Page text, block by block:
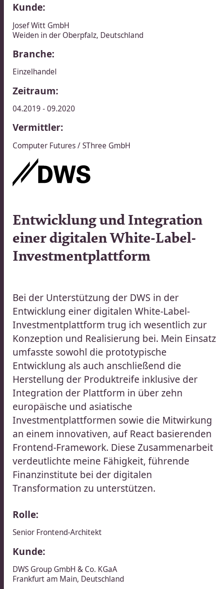
Kunde:
Josef Witt GmbH​​​​‌ ‍ ​‍​‍‌‍ ‌ ​‍‌‍‍‌‌‍‌ ‌‍‍‌‌‍ ‍​‍​‍​ ‍‍​‍​‍‌ ​ ‌‍​‌‌‍ ‍‌‍‍‌‌ ‌​‌ ‍‌​‍ ‍‌‍‍‌‌‍ ​‍​‍​‍ ​​‍​‍‌‍‍​‌ ​‍‌‍‌‌‌‍‌‍​‍​‍​ ‍‍​‍​‍‌‍‍​‌ ‌​‌ ‌​‌ ​​‌ ​ ​ ‍‍​‍ ​‍ ‌ ​ ‌ ‌​‌ ‌‌‌‍‌​‌‍‍‌‌‍ ​‍ ‍‌ ​ ‌‍‌‌‌‍​‍‌‍​‌‌ ​ ‌ ‌​‌‍‍‌‌‍​‌‌‍ ‍​‍ ‌‌ ​ ‌‍ ‌‍‌‍‌ ‌​‌ ‌ ‌‍​‌‌ ​‍‌‍‌‌​‍ ‍‌‍‌​‌‍‌‌​‍ ‌‍‍‌‌‍ ‍‌ ‌​‌‍‌‌‌‍ ‍‌ ‌​​‍ ‌‍‌‌‌‍‌​‌‍‍‌‌ ‌​​‍ ‌‍ ‌‌‍ ‌‍‌​‌‍‌‌​ ‌‌ ​​‌ ​‍‌‍‌‌‌ ​ ‌‍‌‌‌‍ ‍‌ ‌​‌‍​‌‌ ‌​‌‍‍‌‌‍ ‌‍ ‍​ ‍ ‌‍‍‌‌‍‌​​ ‌‌‍‌‌‌‍‌​​ ‌ ​ ‌​‌‍‌‍​ ‍‌​ ‍​‌‍‌‌​‍ ‌​ ​‌‌‍‌​‌‍​‍​ ​ ​‍ ‌​ ‌​‌‍​‌‌‍​ ​ ‌‌​‍ ‌‌‍​‌​ ‌‍‌‍​ ‌‍‌​​‍ ‌‌‍​‌​ ‌​​ ​ ‌‍​‍​ ‍‌​ ‌​​ ‌ ​ ​​​ ​​​ ‌ ​ ​ ‌‍‌‍​ ‍ ‌ ‌​‌ ‍‌‌ ​​‌‍‌‌​ ‌‌‍​ ‌‍ ‌‍ ‌‌ ​​‌‍​‌‌‍ ‍‌ ‍‌​ ‍ ‌ ​​‌‍​‌‌ ‌​‌‍‍​​ ‌‌‍ ‍‌‍​‌‌‍ ‌‌‍‌‌​ ‌‍​‍‌‍​‌‌ ​ ‌‍‌‌‌‌‌‌‌ ​‍‌‍ ​​ ‌‌‍‍​‌ ‌​‌ ‌​‌ ​​‌ ​ ​‍‌‌​ ​ ‌​​‌​‍‌‌​ ​‍‌​‌‍​‍‌‌​ ​‍‌​‌‍‌ ​ ‌ ‌​‌ ‌‌‌‍‌​‌‍‍‌‌‍ ​‍ ‍‌ ​ ‌‍‌‌‌‍​‍‌‍​‌‌ ​ ‌ ‌​‌‍‍‌‌‍​‌‌‍ ‍​‍ ‌‌ ​ ‌‍ ‌‍‌‍‌ ‌​‌ ‌ ‌‍​‌‌ ​‍‌‍‌‌​‍ ‍‌‍‌​‌‍‌‌​‍‌‍‌‍‍‌‌‍‌​​ ‌‌‍‌‌‌‍‌​​ ‌ ​ ‌​‌‍‌‍​ ‍‌​ ‍​‌‍‌‌​‍ ‌​ ​‌‌‍‌​‌‍​‍​ ​ ​‍ ‌​ ‌​‌‍​‌‌‍​ ​ ‌‌​‍ ‌‌‍​‌​ ‌‍‌‍​ ‌‍‌​​‍ ‌‌‍​‌​ ‌​​ ​ ‌‍​‍​ ‍‌​ ‌​​ ‌ ​ ​​​ ​​​ ‌ ​ ​ ‌‍‌‍​‍‌‍‌ ‌​‌ ‍‌‌ ​​‌‍‌‌​ ‌‌‍​ ‌‍ ‌‍ ‌‌ ​​‌‍​‌‌‍ ‍‌ ‍‌​‍‌‍‌ ​​‌‍​‌‌ ‌​‌‍‍​​ ‌‌‍ ‍‌‍​‌‌‍ ‌‌‍‌‌​‍‌‍‌ ​​‌‍‌‌‌ ​‍‌ ​ ‌ ​​‌‍‌‌‌‍​ ‌ ‌​‌‍‍‌‌ ‌‍‌‍‌‌​ ‌‌ ​​‌ ‌‌‌‍​‍‌‍ ​‌‍‍‌‌ ​ ‌‍‍​‌‍‌‌‌‍‌​​‍​‍‌ ‌
Weiden in der Oberpfalz​​​​‌ ‍ ​‍​‍‌‍ ‌ ​‍‌‍‍‌‌‍‌ ‌‍‍‌‌‍ ‍​‍​‍​ ‍‍​‍​‍‌ ​ ‌‍​‌‌‍ ‍‌‍‍‌‌ ‌​‌ ‍‌​‍ ‍‌‍‍‌‌‍ ​‍​‍​‍ ​​‍​‍‌‍‍​‌ ​‍‌‍‌‌‌‍‌‍​‍​‍​ ‍‍​‍​‍‌‍‍​‌ ‌​‌ ‌​‌ ​​‌ ​ ​ ‍‍​‍ ​‍ ‌ ​ ‌ ‌​‌ ‌‌‌‍‌​‌‍‍‌‌‍ ​‍ ‍‌ ​ ‌‍‌‌‌‍​‍‌‍​‌‌ ​ ‌ ‌​‌‍‍‌‌‍​‌‌‍ ‍​‍ ‌‌ ​ ‌‍ ‌‍‌‍‌ ‌​‌ ‌ ‌‍​‌‌ ​‍‌‍‌‌​‍ ‍‌‍‌​‌‍‌‌​‍ ‌‍‍‌‌‍ ‍‌ ‌​‌‍‌‌‌‍ ‍‌ ‌​​‍ ‌‍‌‌‌‍‌​‌‍‍‌‌ ‌​​‍ ‌‍ ‌‌‍ ‌‍‌​‌‍‌‌​ ‌‌ ​​‌ ​‍‌‍‌‌‌ ​ ‌‍‌‌‌‍ ‍‌ ‌​‌‍​‌‌ ‌​‌‍‍‌‌‍ ‌‍ ‍​ ‍ ‌‍‍‌‌‍‌​​ ‌‌‍‌‌‌‍‌​​ ‌ ​ ‌​‌‍‌‍​ ‍‌​ ‍​‌‍‌‌​‍ ‌​ ​‌‌‍‌​‌‍​‍​ ​ ​‍ ‌​ ‌​‌‍​‌‌‍​ ​ ‌‌​‍ ‌‌‍​‌​ ‌‍‌‍​ ‌‍‌​​‍ ‌‌‍​‌​ ‌​​ ​ ‌‍​‍​ ‍‌​ ‌​​ ‌ ​ ​​​ ​​​ ‌ ​ ​ ‌‍‌‍​ ‍ ‌ ‌​‌ ‍‌‌ ​​‌‍‌‌​ ‌‌‍​ ‌‍ ‌‍ ‌‌ ​​‌‍​‌‌‍ ‍‌ ‍‌​ ‍ ‌ ​​‌‍​‌‌ ‌​‌‍‍​​ ‌‌‍​ ‌‍‍‌‌ ‌​‌ ‍‌​ ‌‍​‍‌‍​‌‌ ​ ‌‍‌‌‌‌‌‌‌ ​‍‌‍ ​​ ‌‌‍‍​‌ ‌​‌ ‌​‌ ​​‌ ​ ​‍‌‌​ ​ ‌​​‌​‍‌‌​ ​‍‌​‌‍​‍‌‌​ ​‍‌​‌‍‌ ​ ‌ ‌​‌ ‌‌‌‍‌​‌‍‍‌‌‍ ​‍ ‍‌ ​ ‌‍‌‌‌‍​‍‌‍​‌‌ ​ ‌ ‌​‌‍‍‌‌‍​‌‌‍ ‍​‍ ‌‌ ​ ‌‍ ‌‍‌‍‌ ‌​‌ ‌ ‌‍​‌‌ ​‍‌‍‌‌​‍ ‍‌‍‌​‌‍‌‌​‍‌‍‌‍‍‌‌‍‌​​ ‌‌‍‌‌‌‍‌​​ ‌ ​ ‌​‌‍‌‍​ ‍‌​ ‍​‌‍‌‌​‍ ‌​ ​‌‌‍‌​‌‍​‍​ ​ ​‍ ‌​ ‌​‌‍​‌‌‍​ ​ ‌‌​‍ ‌‌‍​‌​ ‌‍‌‍​ ‌‍‌​​‍ ‌‌‍​‌​ ‌​​ ​ ‌‍​‍​ ‍‌​ ‌​​ ‌ ​ ​​​ ​​​ ‌ ​ ​ ‌‍‌‍​‍‌‍‌ ‌​‌ ‍‌‌ ​​‌‍‌‌​ ‌‌‍​ ‌‍ ‌‍ ‌‌ ​​‌‍​‌‌‍ ‍‌ ‍‌​‍‌‍‌ ​​‌‍​‌‌ ‌​‌‍‍​​ ‌‌‍​ ‌‍‍‌‌ ‌​‌ ‍‌​‍‌‍‌ ​​‌‍‌‌‌ ​‍‌ ​ ‌ ​​‌‍‌‌‌‍​ ‌ ‌​‌‍‍‌‌ ‌‍‌‍‌‌​ ‌‌ ​​‌ ‌‌‌‍​‍‌‍ ​‌‍‍‌‌ ​ ‌‍‍​‌‍‌‌‌‍‌​​‍​‍‌ ‌, Deutschland
Branche:
Einzelhandel
Zeitraum:
04.2019 - 09.2020
Vermittler:
Computer Futures / SThree GmbH​​​​‌ ‍ ​‍​‍‌‍ ‌ ​‍‌‍‍‌‌‍‌ ‌‍‍‌‌‍ ‍​‍​‍​ ‍‍​‍​‍‌ ​ ‌‍​‌‌‍ ‍‌‍‍‌‌ ‌​‌ ‍‌​‍ ‍‌‍‍‌‌‍ ​‍​‍​‍ ​​‍​‍‌‍‍​‌ ​‍‌‍‌‌‌‍‌‍​‍​‍​ ‍‍​‍​‍‌‍‍​‌ ‌​‌ ‌​‌ ​​‌ ​ ​ ‍‍​‍ ​‍ ‌ ​ ‌ ‌​‌ ‌‌‌‍‌​‌‍‍‌‌‍ ​‍ ‍‌ ​ ‌‍‌‌‌‍​‍‌‍​‌‌ ​ ‌ ‌​‌‍‍‌‌‍​‌‌‍ ‍​‍ ‌‌ ​ ‌‍ ‌‍‌‍‌ ‌​‌ ‌ ‌‍​‌‌ ​‍‌‍‌‌​‍ ‍‌‍‌​‌‍‌‌​‍ ‌‍‍‌‌‍ ‍‌ ‌​‌‍‌‌‌‍ ‍‌ ‌​​‍ ‌‍‌‌‌‍‌​‌‍‍‌‌ ‌​​‍ ‌‍ ‌‌‍ ‌‍‌​‌‍‌‌​ ‌‌ ​​‌ ​‍‌‍‌‌‌ ​ ‌‍‌‌‌‍ ‍‌ ‌​‌‍​‌‌ ‌​‌‍‍‌‌‍ ‌‍ ‍​ ‍ ‌‍‍‌‌‍‌​​ ‌​ ‍​‌‍​‌​ ‍‌​ ​ ​ ‍‌​ ‌‍​ ‍‌‌‍‌‍​‍ ‌​ ‌‍‌‍‌‍​ ‍‌​ ‍‌​‍ ‌​ ‌​​ ​‍​ ‌‌​ ​‍​‍ ‌‌‍​‍‌‍‌‌​ ​ ​ ‌‌​‍ ‌‌‍‌​​ ‌‍​ ​​​ ‌‌​ ​​‌‍‌‍‌‍‌‍‌‍‌‍​ ‍‌‌‍​ ​ ‍​‌‍​ ​ ‍ ‌ ‌​‌ ‍‌‌ ​​‌‍‌‌​ ‌‌‍​ ‌‍ ‌‍ ‌‌ ​​‌‍​‌‌‍ ‍‌ ‍‌​ ‍ ‌ ​​‌‍​‌‌ ‌​‌‍‍​​ ‌‌‍ ‍‌‍​‌‌‍ ‌‌‍‌‌​ ‌‍​‍‌‍​‌‌ ​ ‌‍‌‌‌‌‌‌‌ ​‍‌‍ ​​ ‌‌‍‍​‌ ‌​‌ ‌​‌ ​​‌ ​ ​‍‌‌​ ​ ‌​​‌​‍‌‌​ ​‍‌​‌‍​‍‌‌​ ​‍‌​‌‍‌ ​ ‌ ‌​‌ ‌‌‌‍‌​‌‍‍‌‌‍ ​‍ ‍‌ ​ ‌‍‌‌‌‍​‍‌‍​‌‌ ​ ‌ ‌​‌‍‍‌‌‍​‌‌‍ ‍​‍ ‌‌ ​ ‌‍ ‌‍‌‍‌ ‌​‌ ‌ ‌‍​‌‌ ​‍‌‍‌‌​‍ ‍‌‍‌​‌‍‌‌​‍‌‍‌‍‍‌‌‍‌​​ ‌​ ‍​‌‍​‌​ ‍‌​ ​ ​ ‍‌​ ‌‍​ ‍‌‌‍‌‍​‍ ‌​ ‌‍‌‍‌‍​ ‍‌​ ‍‌​‍ ‌​ ‌​​ ​‍​ ‌‌​ ​‍​‍ ‌‌‍​‍‌‍‌‌​ ​ ​ ‌‌​‍ ‌‌‍‌​​ ‌‍​ ​​​ ‌‌​ ​​‌‍‌‍‌‍‌‍‌‍‌‍​ ‍‌‌‍​ ​ ‍​‌‍​ ​‍‌‍‌ ‌​‌ ‍‌‌ ​​‌‍‌‌​ ‌‌‍​ ‌‍ ‌‍ ‌‌ ​​‌‍​‌‌‍ ‍‌ ‍‌​‍‌‍‌ ​​‌‍​‌‌ ‌​‌‍‍​​ ‌‌‍ ‍‌‍​‌‌‍ ‌‌‍‌‌​‍‌‍‌ ​​‌‍‌‌‌ ​‍‌ ​ ‌ ​​‌‍‌‌‌‍​ ‌ ‌​‌‍‍‌‌ ‌‍‌‍‌‌​ ‌‌ ​​‌ ‌‌‌‍​‍‌‍ ​‌‍‍‌‌ ​ ‌‍‍​‌‍‌‌‌‍‌​​‍​‍‌ ‌
Entwicklung und Integration
einer digitalen White-Label-
Investmentplattform​​​​‌ ‍ ​‍​‍‌‍ ‌ ​‍‌‍‍‌‌‍‌ ‌‍‍‌‌‍ ‍​‍​‍​ ‍‍​‍​‍‌ ​ ‌‍​‌‌‍ ‍‌‍‍‌‌ ‌​‌ ‍‌​‍ ‍‌‍‍‌‌‍ ​‍​‍​‍ ​​‍​‍‌‍‍​‌ ​‍‌‍‌‌‌‍‌‍​‍​‍​ ‍‍​‍​‍‌‍‍​‌ ‌​‌ ‌​‌ ​​‌ ​ ​ ‍‍​‍ ​‍ ‌ ​ ‌ ‌​‌ ‌‌‌‍‌​‌‍‍‌‌‍ ​‍ ‍‌ ​ ‌‍‌‌‌‍​‍‌‍​‌‌ ​ ‌ ‌​‌‍‍‌‌‍​‌‌‍ ‍​‍ ‌‌ ​ ‌‍ ‌‍‌‍‌ ‌​‌ ‌ ‌‍​‌‌ ​‍‌‍‌‌​‍ ‍‌‍‌​‌‍‌‌​‍ ‌‍‍‌‌‍ ‍‌ ‌​‌‍‌‌‌‍ ‍‌ ‌​​‍ ‌‍‌‌‌‍‌​‌‍‍‌‌ ‌​​‍ ‌‍ ‌‌‍ ‌‍‌​‌‍‌‌​ ‌‌ ​​‌ ​‍‌‍‌‌‌ ​ ‌‍‌‌‌‍ ‍‌ ‌​‌‍​‌‌ ‌​‌‍‍‌‌‍ ‌‍ ‍​ ‍ ‌‍‍‌‌‍‌​​ ‌​ ‌​​ ​‍‌‍‌‌‌‍‌‌‌‍​‍​ ‍‌​ ‌‌‌‍‌​​‍ ‌​ ​​​ ​‌​ ‌ ​ ​‍​‍ ‌​ ‌​‌‍‌‌​ ​‌​ ‌‍​‍ ‌​ ‍​‌‍‌‌​ ​‍‌‍‌​​‍ ‌​ ‌​​ ‍‌‌‍‌‍​ ‌ ‌‍​ ​ ‌​​ ​ ​ ‌​‌‍‌​​ ‌‍​ ‌‌​ ​‍​ ‍ ‌ ‌​‌ ‍‌‌ ​​‌‍‌‌​ ‌‌ ​​‌ ​‍‌‍ ‌‍‍‍‌‍‌‌‌‍​ ‌ ‌​​ ‍ ‌ ​​‌‍​‌‌ ‌​‌‍‍​​ ‌‌ ‌​‌‍‍‌‌ ‌​‌‍ ​‌‍‌‌​‍‌‌​ ‌‌‌​​‍‌‌ ‌‍‍ ‌‍‌‌‌ ‍‌​‍‌‌​ ​ ‌​‌​​‍‌‌​ ​ ‌​‌​​‍‌‌​ ​‍​ ​‍‌‍‌​‌‍‌‌​‍‌‌​ ​‍​ ​‍​‍‌‌​ ‌‌‌​‌​​‍ ‍‌ ‌‍‌‍​‌‌‍ ​‌ ‌‌‌‍‌‌​ ‌‍​‍‌‍​‌‌ ​ ‌‍‌‌‌‌‌‌‌ ​‍‌‍ ​​ ‌‌‍‍​‌ ‌​‌ ‌​‌ ​​‌ ​ ​‍‌‌​ ​ ‌​​‌​‍‌‌​ ​‍‌​‌‍​‍‌‌​ ​‍‌​‌‍‌ ​ ‌ ‌​‌ ‌‌‌‍‌​‌‍‍‌‌‍ ​‍ ‍‌ ​ ‌‍‌‌‌‍​‍‌‍​‌‌ ​ ‌ ‌​‌‍‍‌‌‍​‌‌‍ ‍​‍ ‌‌ ​ ‌‍ ‌‍‌‍‌ ‌​‌ ‌ ‌‍​‌‌ ​‍‌‍‌‌​‍ ‍‌‍‌​‌‍‌‌​‍‌‍‌‍‍‌‌‍‌​​ ‌​ ‌​​ ​‍‌‍‌‌‌‍‌‌‌‍​‍​ ‍‌​ ‌‌‌‍‌​​‍ ‌​ ​​​ ​‌​ ‌ ​ ​‍​‍ ‌​ ‌​‌‍‌‌​ ​‌​ ‌‍​‍ ‌​ ‍​‌‍‌‌​ ​‍‌‍‌​​‍ ‌​ ‌​​ ‍‌‌‍‌‍​ ‌ ‌‍​ ​ ‌​​ ​ ​ ‌​‌‍‌​​ ‌‍​ ‌‌​ ​‍​‍‌‍‌ ‌​‌ ‍‌‌ ​​‌‍‌‌​ ‌‌ ​​‌ ​‍‌‍ ‌‍‍‍‌‍‌‌‌‍​ ‌ ‌​​‍‌‍‌ ​​‌‍​‌‌ ‌​‌‍‍​​ ‌‌ ‌​‌‍‍‌‌ ‌​‌‍ ​‌‍‌‌​‍‌‌​ ‌‌‌​​‍‌‌ ‌‍‍ ‌‍‌‌‌ ‍‌​‍‌‌​ ​ ‌​‌​​‍‌‌​ ​ ‌​‌​​‍‌‌​ ​‍​ ​‍‌‍‌​‌‍‌‌​‍‌‌​ ​‍​ ​‍​‍‌‌​ ‌‌‌​‌​​‍ ‍‌ ‌‍‌‍​‌‌‍ ​‌ ‌‌‌‍‌‌​‍‌‍‌ ​​‌‍‌‌‌ ​‍‌ ​ ‌ ​​‌‍‌‌‌‍​ ‌ ‌​‌‍‍‌‌ ‌‍‌‍‌‌​ ‌‌ ​​‌ ‌‌‌‍​‍‌‍ ​‌‍‍‌‌ ​ ‌‍‍​‌‍‌‌‌‍‌​​‍​‍‌ ‌
Rolle:
Senior Frontend-Architekt​​​​‌ ‍ ​‍​‍‌‍ ‌ ​‍‌‍‍‌‌‍‌ ‌‍‍‌‌‍ ‍​‍​‍​ ‍‍​‍​‍‌ ​ ‌‍​‌‌‍ ‍‌‍‍‌‌ ‌​‌ ‍‌​‍ ‍‌‍‍‌‌‍ ​‍​‍​‍ ​​‍​‍‌‍‍​‌ ​‍‌‍‌‌‌‍‌‍​‍​‍​ ‍‍​‍​‍‌‍‍​‌ ‌​‌ ‌​‌ ​​‌ ​ ​ ‍‍​‍ ​‍ ‌ ​ ‌ ‌​‌ ‌‌‌‍‌​‌‍‍‌‌‍ ​‍ ‍‌ ​ ‌‍‌‌‌‍​‍‌‍​‌‌ ​ ‌ ‌​‌‍‍‌‌‍​‌‌‍ ‍​‍ ‌‌ ​ ‌‍ ‌‍‌‍‌ ‌​‌ ‌ ‌‍​‌‌ ​‍‌‍‌‌​‍ ‍‌‍‌​‌‍‌‌​‍ ‌‍‍‌‌‍ ‍‌ ‌​‌‍‌‌‌‍ ‍‌ ‌​​‍ ‌‍‌‌‌‍‌​‌‍‍‌‌ ‌​​‍ ‌‍ ‌‌‍ ‌‍‌​‌‍‌‌​ ‌‌ ​​‌ ​‍‌‍‌‌‌ ​ ‌‍‌‌‌‍ ‍‌ ‌​‌‍​‌‌ ‌​‌‍‍‌‌‍ ‌‍ ‍​ ‍ ‌‍‍‌‌‍‌​​ ‌​ ‌​​ ​‍‌‍‌‌‌‍‌‌‌‍​‍​ ‍‌​ ‌‌‌‍‌​​‍ ‌​ ​​​ ​‌​ ‌ ​ ​‍​‍ ‌​ ‌​‌‍‌‌​ ​‌​ ‌‍​‍ ‌​ ‍​‌‍‌‌​ ​‍‌‍‌​​‍ ‌​ ‌​​ ‍‌‌‍‌‍​ ‌ ‌‍​ ​ ‌​​ ​ ​ ‌​‌‍‌​​ ‌‍​ ‌‌​ ​‍​ ‍ ‌ ‌​‌ ‍‌‌ ​​‌‍‌‌​ ‌‌ ​​‌ ​‍‌‍ ‌‍‍‍‌‍‌‌‌‍​ ‌ ‌​​ ‍ ‌ ​​‌‍​‌‌ ‌​‌‍‍​​ ‌‌ ​‍‌‍ ‌‍ ​‌‍‌‌​‍‌‌​ ‌‌‌​​‍‌‌ ‌‍‍ ‌‍‌‌‌ ‍‌​‍‌‌​ ​ ‌​‌​​‍‌‌​ ​ ‌​‌​​‍‌‌​ ​‍​ ​‍‌‍‌​‌‍‌‌​‍‌‌​ ​‍​ ​‍​‍‌‌​ ‌‌‌​‌​​‍ ‍‌ ‌‍‌‍​‌‌‍ ​‌ ‌‌‌‍‌‌​ ‌‍​‍‌‍​‌‌ ​ ‌‍‌‌‌‌‌‌‌ ​‍‌‍ ​​ ‌‌‍‍​‌ ‌​‌ ‌​‌ ​​‌ ​ ​‍‌‌​ ​ ‌​​‌​‍‌‌​ ​‍‌​‌‍​‍‌‌​ ​‍‌​‌‍‌ ​ ‌ ‌​‌ ‌‌‌‍‌​‌‍‍‌‌‍ ​‍ ‍‌ ​ ‌‍‌‌‌‍​‍‌‍​‌‌ ​ ‌ ‌​‌‍‍‌‌‍​‌‌‍ ‍​‍ ‌‌ ​ ‌‍ ‌‍‌‍‌ ‌​‌ ‌ ‌‍​‌‌ ​‍‌‍‌‌​‍ ‍‌‍‌​‌‍‌‌​‍‌‍‌‍‍‌‌‍‌​​ ‌​ ‌​​ ​‍‌‍‌‌‌‍‌‌‌‍​‍​ ‍‌​ ‌‌‌‍‌​​‍ ‌​ ​​​ ​‌​ ‌ ​ ​‍​‍ ‌​ ‌​‌‍‌‌​ ​‌​ ‌‍​‍ ‌​ ‍​‌‍‌‌​ ​‍‌‍‌​​‍ ‌​ ‌​​ ‍‌‌‍‌‍​ ‌ ‌‍​ ​ ‌​​ ​ ​ ‌​‌‍‌​​ ‌‍​ ‌‌​ ​‍​‍‌‍‌ ‌​‌ ‍‌‌ ​​‌‍‌‌​ ‌‌ ​​‌ ​‍‌‍ ‌‍‍‍‌‍‌‌‌‍​ ‌ ‌​​‍‌‍‌ ​​‌‍​‌‌ ‌​‌‍‍​​ ‌‌ ​‍‌‍ ‌‍ ​‌‍‌‌​‍‌‌​ ‌‌‌​​‍‌‌ ‌‍‍ ‌‍‌‌‌ ‍‌​‍‌‌​ ​ ‌​‌​​‍‌‌​ ​ ‌​‌​​‍‌‌​ ​‍​ ​‍‌‍‌​‌‍‌‌​‍‌‌​ ​‍​ ​‍​‍‌‌​ ‌‌‌​‌​​‍ ‍‌ ‌‍‌‍​‌‌‍ ​‌ ‌‌‌‍‌‌​‍‌‍‌ ​​‌‍‌‌‌ ​‍‌ ​ ‌ ​​‌‍‌‌‌‍​ ‌ ‌​‌‍‍‌‌ ‌‍‌‍‌‌​ ‌‌ ​​‌ ‌‌‌‍​‍‌‍ ​‌‍‍‌‌ ​ ‌‍‍​‌‍‌‌‌‍‌​​‍​‍‌ ‌
Kunde:
DWS Group GmbH & Co. KGaA​​​​‌ ‍ ​‍​‍‌‍ ‌ ​‍‌‍‍‌‌‍‌ ‌‍‍‌‌‍ ‍​‍​‍​ ‍‍​‍​‍‌ ​ ‌‍​‌‌‍ ‍‌‍‍‌‌ ‌​‌ ‍‌​‍ ‍‌‍‍‌‌‍ ​‍​‍​‍ ​​‍​‍‌‍‍​‌ ​‍‌‍‌‌‌‍‌‍​‍​‍​ ‍‍​‍​‍‌‍‍​‌ ‌​‌ ‌​‌ ​​‌ ​ ​ ‍‍​‍ ​‍ ‌ ​ ‌ ‌​‌ ‌‌‌‍‌​‌‍‍‌‌‍ ​‍ ‍‌ ​ ‌‍‌‌‌‍​‍‌‍​‌‌ ​ ‌ ‌​‌‍‍‌‌‍​‌‌‍ ‍​‍ ‌‌ ​ ‌‍ ‌‍‌‍‌ ‌​‌ ‌ ‌‍​‌‌ ​‍‌‍‌‌​‍ ‍‌‍‌​‌‍‌‌​‍ ‌‍‍‌‌‍ ‍‌ ‌​‌‍‌‌‌‍ ‍‌ ‌​​‍ ‌‍‌‌‌‍‌​‌‍‍‌‌ ‌​​‍ ‌‍ ‌‌‍ ‌‍‌​‌‍‌‌​ ‌‌ ​​‌ ​‍‌‍‌‌‌ ​ ‌‍‌‌‌‍ ‍‌ ‌​‌‍​‌‌ ‌​‌‍‍‌‌‍ ‌‍ ‍​ ‍ ‌‍‍‌‌‍‌​​ ‌​ ‍‌​ ‌‍​ ‌​‌‍​‌​ ‍​​ ‌‌​ ‍‌​ ​‍​‍ ‌‌‍‌‍​ ‌‍​ ‌‌‌‍‌​​‍ ‌​ ‌​​ ‍​‌‍‌​‌‍‌‍​‍ ‌​ ‍​​ ‌​​ ‌​​ ​ ​‍ ‌​ ‍‌​ ​‌‌‍​ ​ ‌​‌‍​‌​ ‍‌‌‍‌‍​ ‌​​ ‌ ‌‍​‌​ ‌ ​ ‍​​ ‍ ‌ ‌​‌ ‍‌‌ ​​‌‍‌‌​ ‌‌‍​ ‌‍ ‌‍ ‌‌ ​​‌‍​‌‌‍ ‍‌ ‍‌​ ‍ ‌ ​​‌‍​‌‌ ‌​‌‍‍​​ ‌‌‍ ‍‌‍​‌‌‍ ‌‌‍‌‌​ ‌‍​‍‌‍​‌‌ ​ ‌‍‌‌‌‌‌‌‌ ​‍‌‍ ​​ ‌‌‍‍​‌ ‌​‌ ‌​‌ ​​‌ ​ ​‍‌‌​ ​ ‌​​‌​‍‌‌​ ​‍‌​‌‍​‍‌‌​ ​‍‌​‌‍‌ ​ ‌ ‌​‌ ‌‌‌‍‌​‌‍‍‌‌‍ ​‍ ‍‌ ​ ‌‍‌‌‌‍​‍‌‍​‌‌ ​ ‌ ‌​‌‍‍‌‌‍​‌‌‍ ‍​‍ ‌‌ ​ ‌‍ ‌‍‌‍‌ ‌​‌ ‌ ‌‍​‌‌ ​‍‌‍‌‌​‍ ‍‌‍‌​‌‍‌‌​‍‌‍‌‍‍‌‌‍‌​​ ‌​ ‍‌​ ‌‍​ ‌​‌‍​‌​ ‍​​ ‌‌​ ‍‌​ ​‍​‍ ‌‌‍‌‍​ ‌‍​ ‌‌‌‍‌​​‍ ‌​ ‌​​ ‍​‌‍‌​‌‍‌‍​‍ ‌​ ‍​​ ‌​​ ‌​​ ​ ​‍ ‌​ ‍‌​ ​‌‌‍​ ​ ‌​‌‍​‌​ ‍‌‌‍‌‍​ ‌​​ ‌ ‌‍​‌​ ‌ ​ ‍​​‍‌‍‌ ‌​‌ ‍‌‌ ​​‌‍‌‌​ ‌‌‍​ ‌‍ ‌‍ ‌‌ ​​‌‍​‌‌‍ ‍‌ ‍‌​‍‌‍‌ ​​‌‍​‌‌ ‌​‌‍‍​​ ‌‌‍ ‍‌‍​‌‌‍ ‌‌‍‌‌​‍‌‍‌ ​​‌‍‌‌‌ ​‍‌ ​ ‌ ​​‌‍‌‌‌‍​ ‌ ‌​‌‍‍‌‌ ‌‍‌‍‌‌​ ‌‌ ​​‌ ‌‌‌‍​‍‌‍ ​‌‍‍‌‌ ​ ‌‍‍​‌‍‌‌‌‍‌​​‍​‍‌ ‌
Frankfurt am Main​​​​‌ ‍ ​‍​‍‌‍ ‌ ​‍‌‍‍‌‌‍‌ ‌‍‍‌‌‍ ‍​‍​‍​ ‍‍​‍​‍‌ ​ ‌‍​‌‌‍ ‍‌‍‍‌‌ ‌​‌ ‍‌​‍ ‍‌‍‍‌‌‍ ​‍​‍​‍ ​​‍​‍‌‍‍​‌ ​‍‌‍‌‌‌‍‌‍​‍​‍​ ‍‍​‍​‍‌‍‍​‌ ‌​‌ ‌​‌ ​​‌ ​ ​ ‍‍​‍ ​‍ ‌ ​ ‌ ‌​‌ ‌‌‌‍‌​‌‍‍‌‌‍ ​‍ ‍‌ ​ ‌‍‌‌‌‍​‍‌‍​‌‌ ​ ‌ ‌​‌‍‍‌‌‍​‌‌‍ ‍​‍ ‌‌ ​ ‌‍ ‌‍‌‍‌ ‌​‌ ‌ ‌‍​‌‌ ​‍‌‍‌‌​‍ ‍‌‍‌​‌‍‌‌​‍ ‌‍‍‌‌‍ ‍‌ ‌​‌‍‌‌‌‍ ‍‌ ‌​​‍ ‌‍‌‌‌‍‌​‌‍‍‌‌ ‌​​‍ ‌‍ ‌‌‍ ‌‍‌​‌‍‌‌​ ‌‌ ​​‌ ​‍‌‍‌‌‌ ​ ‌‍‌‌‌‍ ‍‌ ‌​‌‍​‌‌ ‌​‌‍‍‌‌‍ ‌‍ ‍​ ‍ ‌‍‍‌‌‍‌​​ ‌​ ‍‌​ ‌‍​ ‌​‌‍​‌​ ‍​​ ‌‌​ ‍‌​ ​‍​‍ ‌‌‍‌‍​ ‌‍​ ‌‌‌‍‌​​‍ ‌​ ‌​​ ‍​‌‍‌​‌‍‌‍​‍ ‌​ ‍​​ ‌​​ ‌​​ ​ ​‍ ‌​ ‍‌​ ​‌‌‍​ ​ ‌​‌‍​‌​ ‍‌‌‍‌‍​ ‌​​ ‌ ‌‍​‌​ ‌ ​ ‍​​ ‍ ‌ ‌​‌ ‍‌‌ ​​‌‍‌‌​ ‌‌‍​ ‌‍ ‌‍ ‌‌ ​​‌‍​‌‌‍ ‍‌ ‍‌​ ‍ ‌ ​​‌‍​‌‌ ‌​‌‍‍​​ ‌‌‍​ ‌‍‍‌‌ ‌​‌ ‍‌​ ‌‍​‍‌‍​‌‌ ​ ‌‍‌‌‌‌‌‌‌ ​‍‌‍ ​​ ‌‌‍‍​‌ ‌​‌ ‌​‌ ​​‌ ​ ​‍‌‌​ ​ ‌​​‌​‍‌‌​ ​‍‌​‌‍​‍‌‌​ ​‍‌​‌‍‌ ​ ‌ ‌​‌ ‌‌‌‍‌​‌‍‍‌‌‍ ​‍ ‍‌ ​ ‌‍‌‌‌‍​‍‌‍​‌‌ ​ ‌ ‌​‌‍‍‌‌‍​‌‌‍ ‍​‍ ‌‌ ​ ‌‍ ‌‍‌‍‌ ‌​‌ ‌ ‌‍​‌‌ ​‍‌‍‌‌​‍ ‍‌‍‌​‌‍‌‌​‍‌‍‌‍‍‌‌‍‌​​ ‌​ ‍‌​ ‌‍​ ‌​‌‍​‌​ ‍​​ ‌‌​ ‍‌​ ​‍​‍ ‌‌‍‌‍​ ‌‍​ ‌‌‌‍‌​​‍ ‌​ ‌​​ ‍​‌‍‌​‌‍‌‍​‍ ‌​ ‍​​ ‌​​ ‌​​ ​ ​‍ ‌​ ‍‌​ ​‌‌‍​ ​ ‌​‌‍​‌​ ‍‌‌‍‌‍​ ‌​​ ‌ ‌‍​‌​ ‌ ​ ‍​​‍‌‍‌ ‌​‌ ‍‌‌ ​​‌‍‌‌​ ‌‌‍​ ‌‍ ‌‍ ‌‌ ​​‌‍​‌‌‍ ‍‌ ‍‌​‍‌‍‌ ​​‌‍​‌‌ ‌​‌‍‍​​ ‌‌‍​ ‌‍‍‌‌ ‌​‌ ‍‌​‍‌‍‌ ​​‌‍‌‌‌ ​‍‌ ​ ‌ ​​‌‍‌‌‌‍​ ‌ ‌​‌‍‍‌‌ ‌‍‌‍‌‌​ ‌‌ ​​‌ ‌‌‌‍​‍‌‍ ​‌‍‍‌‌ ​ ‌‍‍​‌‍‌‌‌‍‌​​‍​‍‌ ‌, Deutschland
Bei der Unterstützung der DWS in der
Entwicklung einer digitalen White-Label-
Investmentplattform trug ich wesentlich zur
Konzeption und Realisierung bei. Mein Einsatz
umfasste sowohl die prototypische
Entwicklung als auch anschließend die
Herstellung der Produktreife inklusive der
Integration der Plattform in über zehn
europäische und asiatische
Investmentplattformen sowie die Mitwirkung
an einem innovativen, auf React basierenden
Frontend-Framework. Diese Zusammenarbeit
verdeutlichte meine Fähigkeit, führende
Finanzinstitute bei der digitalen
Transformation zu unterstützen.​​​​‌ ‍ ​‍​‍‌‍ ‌ ​‍‌‍‍‌‌‍‌ ‌‍‍‌‌‍ ‍​‍​‍​ ‍‍​‍​‍‌ ​ ‌‍​‌‌‍ ‍‌‍‍‌‌ ‌​‌ ‍‌​‍ ‍‌‍‍‌‌‍ ​‍​‍​‍ ​​‍​‍‌‍‍​‌ ​‍‌‍‌‌‌‍‌‍​‍​‍​ ‍‍​‍​‍‌‍‍​‌ ‌​‌ ‌​‌ ​​‌ ​ ​ ‍‍​‍ ​‍ ‌ ​ ‌ ‌​‌ ‌‌‌‍‌​‌‍‍‌‌‍ ​‍ ‍‌ ​ ‌‍‌‌‌‍​‍‌‍​‌‌ ​ ‌ ‌​‌‍‍‌‌‍​‌‌‍ ‍​‍ ‌‌ ​ ‌‍ ‌‍‌‍‌ ‌​‌ ‌ ‌‍​‌‌ ​‍‌‍‌‌​‍ ‍‌‍‌​‌‍‌‌​‍ ‌‍‍‌‌‍ ‍‌ ‌​‌‍‌‌‌‍ ‍‌ ‌​​‍ ‌‍‌‌‌‍‌​‌‍‍‌‌ ‌​​‍ ‌‍ ‌‌‍ ‌‍‌​‌‍‌‌​ ‌‌ ​​‌ ​‍‌‍‌‌‌ ​ ‌‍‌‌‌‍ ‍‌ ‌​‌‍​‌‌ ‌​‌‍‍‌‌‍ ‌‍ ‍​ ‍ ‌‍‍‌‌‍‌​​ ‌​ ‌​​ ​‍‌‍‌‌‌‍‌‌‌‍​‍​ ‍‌​ ‌‌‌‍‌​​‍ ‌​ ​​​ ​‌​ ‌ ​ ​‍​‍ ‌​ ‌​‌‍‌‌​ ​‌​ ‌‍​‍ ‌​ ‍​‌‍‌‌​ ​‍‌‍‌​​‍ ‌​ ‌​​ ‍‌‌‍‌‍​ ‌ ‌‍​ ​ ‌​​ ​ ​ ‌​‌‍‌​​ ‌‍​ ‌‌​ ​‍​ ‍ ‌ ‌​‌ ‍‌‌ ​​‌‍‌‌​ ‌‌ ​​‌ ​‍‌‍ ‌‍‍‍‌‍‌‌‌‍​ ‌ ‌​​ ‍ ‌ ​​‌‍​‌‌ ‌​‌‍‍​​ ‌‌‍‌​‌‍‌‌‌ ​ ‌‍​ ‌ ​‍‌‍‍‌‌ ​​‌ ‌​‌‍‍‌‌‍ ‌‍ ‍​‍‌‌​ ‌‌‌​​‍‌‌ ‌‍‍ ‌‍‌‌‌ ‍‌​‍‌‌​ ​ ‌​‌​​‍‌‌​ ​ ‌​‌​​‍‌‌​ ​‍​ ​‍‌‍‌​‌‍‌‌​‍‌‌​ ​‍​ ​‍​‍‌‌​ ‌‌‌​‌​​‍ ‍‌ ‌‍‌‍​‌‌‍ ​‌ ‌‌‌‍‌‌​ ‌‍​‍‌‍​‌‌ ​ ‌‍‌‌‌‌‌‌‌ ​‍‌‍ ​​ ‌‌‍‍​‌ ‌​‌ ‌​‌ ​​‌ ​ ​‍‌‌​ ​ ‌​​‌​‍‌‌​ ​‍‌​‌‍​‍‌‌​ ​‍‌​‌‍‌ ​ ‌ ‌​‌ ‌‌‌‍‌​‌‍‍‌‌‍ ​‍ ‍‌ ​ ‌‍‌‌‌‍​‍‌‍​‌‌ ​ ‌ ‌​‌‍‍‌‌‍​‌‌‍ ‍​‍ ‌‌ ​ ‌‍ ‌‍‌‍‌ ‌​‌ ‌ ‌‍​‌‌ ​‍‌‍‌‌​‍ ‍‌‍‌​‌‍‌‌​‍‌‍‌‍‍‌‌‍‌​​ ‌​ ‌​​ ​‍‌‍‌‌‌‍‌‌‌‍​‍​ ‍‌​ ‌‌‌‍‌​​‍ ‌​ ​​​ ​‌​ ‌ ​ ​‍​‍ ‌​ ‌​‌‍‌‌​ ​‌​ ‌‍​‍ ‌​ ‍​‌‍‌‌​ ​‍‌‍‌​​‍ ‌​ ‌​​ ‍‌‌‍‌‍​ ‌ ‌‍​ ​ ‌​​ ​ ​ ‌​‌‍‌​​ ‌‍​ ‌‌​ ​‍​‍‌‍‌ ‌​‌ ‍‌‌ ​​‌‍‌‌​ ‌‌ ​​‌ ​‍‌‍ ‌‍‍‍‌‍‌‌‌‍​ ‌ ‌​​‍‌‍‌ ​​‌‍​‌‌ ‌​‌‍‍​​ ‌‌‍‌​‌‍‌‌‌ ​ ‌‍​ ‌ ​‍‌‍‍‌‌ ​​‌ ‌​‌‍‍‌‌‍ ‌‍ ‍​‍‌‌​ ‌‌‌​​‍‌‌ ‌‍‍ ‌‍‌‌‌ ‍‌​‍‌‌​ ​ ‌​‌​​‍‌‌​ ​ ‌​‌​​‍‌‌​ ​‍​ ​‍‌‍‌​‌‍‌‌​‍‌‌​ ​‍​ ​‍​‍‌‌​ ‌‌‌​‌​​‍ ‍‌ ‌‍‌‍​‌‌‍ ​‌ ‌‌‌‍‌‌​‍‌‍‌ ​​‌‍‌‌‌ ​‍‌ ​ ‌ ​​‌‍‌‌‌‍​ ‌ ‌​‌‍‍‌‌ ‌‍‌‍‌‌​ ‌‌ ​​‌ ‌‌‌‍​‍‌‍ ​‌‍‍‌‌ ​ ‌‍‍​‌‍‌‌‌‍‌​​‍​‍‌ ‌